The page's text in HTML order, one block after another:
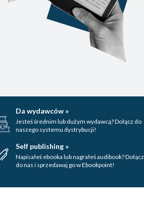
Da wydawców »
Jesteś średnim lub dużym wydawcą? Dołącz do
naszego systemu dystrybucji!
Self publishing »
Napisałeś ebooka lub nagrałeś audibook? Dołącz
do nas i sprzedawaj go w Ebookpoint!